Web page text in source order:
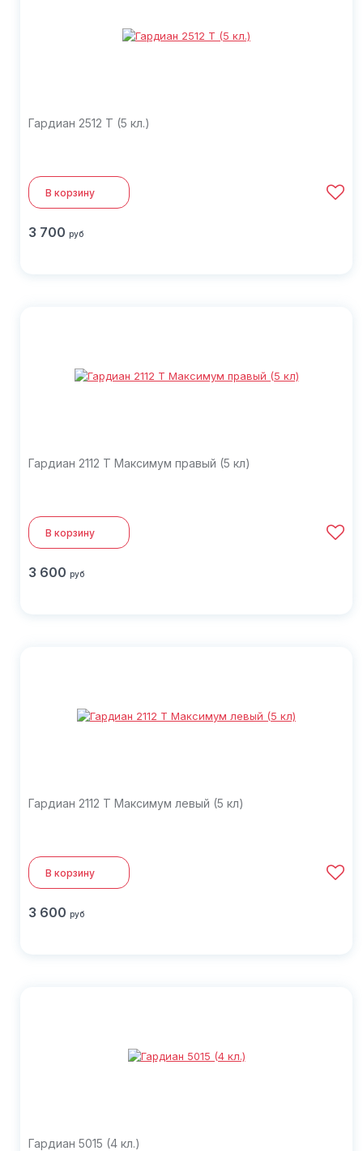
Гардиан 2512 Т (5 кл.)
В корзину
3 700 руб
Гардиан 2112 Т Максимум правый (5 кл)
В корзину
3 600 руб
Гардиан 2112 Т Максимум левый (5 кл)
В корзину
3 600 руб
Гардиан 5015 (4 кл.)